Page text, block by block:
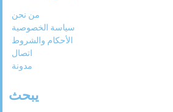
من نحن
سياسة الخصوصية
الأحكام والشروط
اتصال
مدونة
يبحث